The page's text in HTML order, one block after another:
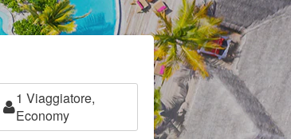
1 Viaggiatore,
Economy